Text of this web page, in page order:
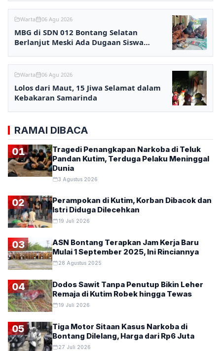
Warta 06 Agu 2026
MBG di SDN 012 Bontang Selatan
Berlanjut Meski Ada Dugaan Siswa
Warta 06 Agu 2026
Lolos dari Maut, 15 Jiwa Selamat dalam
Kebakaran Samarinda
RAMAI DIBACA
01
Tragedi Penangkapan Narkoba di Teluk
Pandan Kutim, Terduga Pelaku Meninggal
Dunia
3 Agustus 2026
02
Perampokan di Kutim, Korban Dibacok dan
Istri Diduga Dilecehkan
19 Juli 2026
03
ASN Bontang Terapkan Jam Kerja Baru
Mulai 1 September 2025, Ini Rinciannya
28 Agustus 2025
04
Dodos Sawit Tanpa Penutup Bikin Leher
Remaja di Kutim Robek hingga Tewas
19 Juli 2026
05
Tiga Motor Sitaan Kasus Narkoba di
Bontang Dilelang, Harga dari Rp6 Juta
27 Juli 2026